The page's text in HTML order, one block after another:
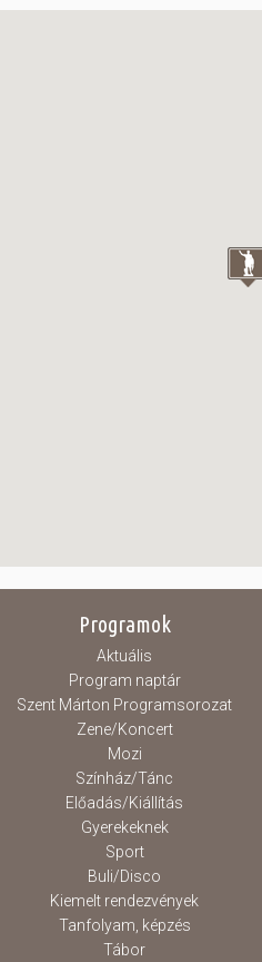
Programok
Aktuális
Program naptár
Szent Márton Programsorozat
Zene/Koncert
Mozi
Színház/Tánc
Előadás/Kiállítás
Gyerekeknek
Sport
Buli/Disco
Kiemelt rendezvények
Tanfolyam, képzés
Tábor